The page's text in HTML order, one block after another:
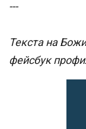
---
Текста на
фейсбук